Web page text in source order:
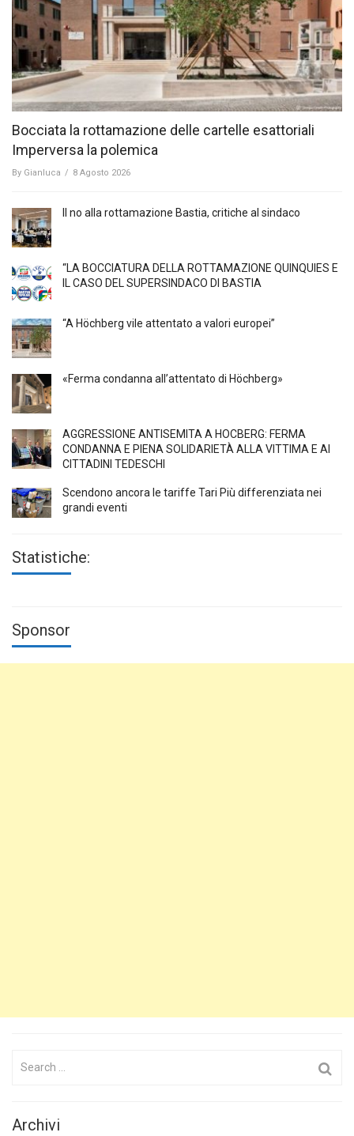
Bocciata la rottamazione delle cartelle esattoriali
Imperversa la polemica
By Gianluca / 8 Agosto 2026
Il no alla rottamazione Bastia, critiche al sindaco
“LA BOCCIATURA DELLA ROTTAMAZIONE QUINQUIES E
IL CASO DEL SUPERSINDACO DI BASTIA
“A Höchberg vile attentato a valori europei”
«Ferma condanna all’attentato di Höchberg»
AGGRESSIONE ANTISEMITA A HÖCBERG: FERMA
CONDANNA E PIENA SOLIDARIETÀ ALLA VITTIMA E AI
CITTADINI TEDESCHI
Scendono ancora le tariffe Tari Più differenziata nei
grandi eventi
Statistiche:
Sponsor
Search
Archivi